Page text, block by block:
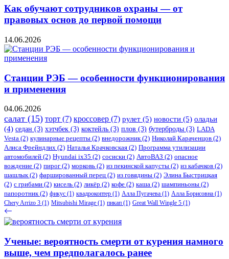
Как обучают сотрудников охраны — от
правовых основ до первой помощи
14.06.2026
Станции РЭБ — особенности функционирования
и применения
04.06.2026
салат (15) торт (7) кроссовер (7) рулет (5) новости (5) оладьи
(4) седан (3) хэтчбек (3) коктейль (3) плов (3) бутерброды (3) LADA
Vesta (2) кулинарные рецепты (2) внедорожник(2) Николай Караченцов (2)
Алиса Фрейндлих (2) Наталья Крачковская (2) Программа утилизации
автомобилей (2) ​Hyundai ix35 (2) сосиски (2) АвтоВАЗ (2) опасное
вождение (2) пирог (2) морковь (2) из пекинской капусты (2) из кабачков (2)
шашлык(2) фаршированный перец (2) из говядины (2) Элина Быстрицкая
(2) с грибами (2) кисель (2) ликёр (2) кофе (2) каша (2) шампиньоны (2)
папоротник(2) фикус (1) квадрокоптер (1) Алла Пугачева (1) Алла Борисовна (1)
Chery Arrizo 3 (1) Mitsubishi Mirage (1) пикап (1) Great Wall Wingle 5 (1)
Ученые: вероятность смерти от курения намного
выше, чем предполагалось ранее